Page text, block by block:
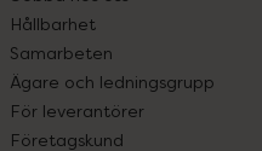
Hållbarhet
Samarbeten
Ägare och ledningsgrupp
För leverantörer
Företagskund